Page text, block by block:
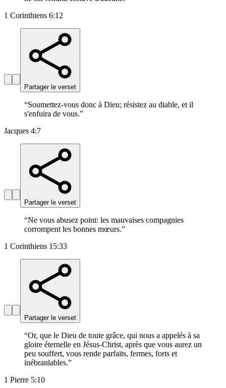
1 Corinthiens 6:12
Partager le verset
“Soumettez-vous donc à Dieu; résistez au diable, et il
s'enfuira de vous.”
Jacques 4:7
Partager le verset
“Ne vous abusez point: les mauvaises compagnies
corrompent les bonnes mœurs.”
1 Corinthiens 15:33
Partager le verset
“Or, que le Dieu de toute grâce, qui nous a appelés à sa
gloire éternelle en Jésus-Christ, après que vous aurez un
peu souffert, vous rende parfaits, fermes, forts et
inébranlables.”
1 Pierre 5:10